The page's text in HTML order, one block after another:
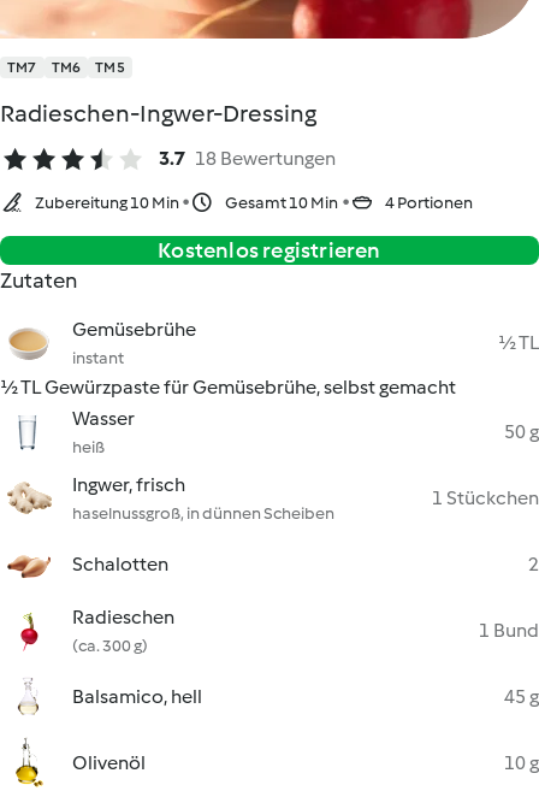
TM7 TM6 TM5
Radieschen-Ingwer-Dressing
3.7 18 Bewertungen
Zubereitung 10 Min Gesamt 10 Min 4 Portionen
Kostenlos registrieren
Zutaten
Gemüsebrühe
instant
½ TL
½ TL Gewürzpaste für Gemüsebrühe, selbst gemacht
Wasser
heiß
50 g
Ingwer, frisch
haselnussgroß, in dünnen Scheiben
1 Stückchen
Schalotten 2
Radieschen
(ca. 300 g)
1 Bund
Balsamico, hell 45 g
Olivenöl 10 g